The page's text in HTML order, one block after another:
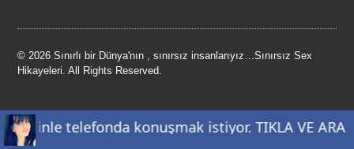
© 2026 Sınırlı bir Dünya'nın , sınırsız insanlarıyız…Sınırsız Sex
Hikayeleri. All Rights Reserved.
ClassiPress Theme- Powered by WordPress
telefonda konuşmak istiyor. TIKLA VE ARA